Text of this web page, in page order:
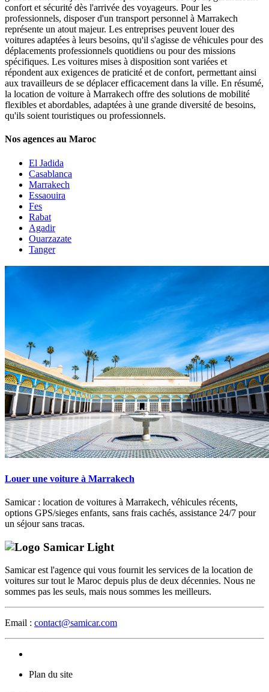
confort et sécurité dès l'arrivée des voyageurs. Pour les
professionnels, disposer d'un transport personnel à Marrakech
représente un atout majeur. Les entreprises peuvent louer des
voitures adaptées à leurs besoins, qu'il s'agisse de véhicules pour des
déplacements professionnels quotidiens ou pour des missions
spécifiques. Les voitures mises à disposition sont variées et
répondent aux exigences de praticité et de confort, permettant ainsi
aux travailleurs de se déplacer efficacement dans la ville. En résumé,
la location de voiture à Marrakech offre des solutions de mobilité
flexibles et abordables, adaptées à une grande diversité de besoins,
qu'ils soient touristiques ou professionnels.
Nos agences au Maroc
El Jadida
Casablanca
Marrakech
Essaouira
Fes
Rabat
Agadir
Ouarzazate
Tanger
Louer une voiture à Marrakech
Samicar : location de voitures à Marrakech, véhicules récents,
options GPS/sieges enfants, sans frais cachés, assistance 24/7 pour
un séjour sans tracas.
Samicar est l'agence qui vous fournit les services de la location de
voitures sur tout le Maroc depuis plus de deux décennies. Nous ne
sommes pas les seuls, mais nous sommes les meilleurs.
Email : contact@samicar.com
Plan du site